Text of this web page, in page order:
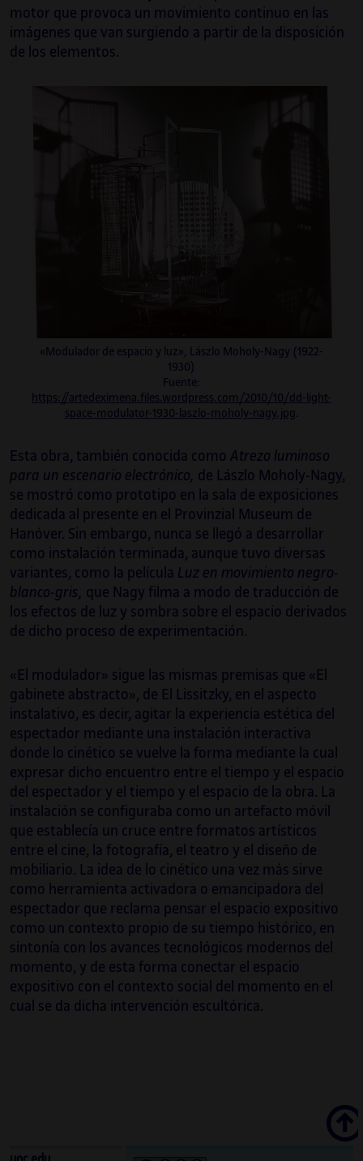
motor que provoca un movimiento continuo en las
imágenes que van surgiendo a partir de la disposición
de los elementos.
«Modulador de espacio y luz», Lászlo Moholy-Nagy (1922-
1930)
Fuente:
https://artedeximena.files.wordpress.com/2010/10/dd-light-
space-modulator-1930-laszlo-moholy-nagy.jpg
Esta obra, también conocida como Atrezo luminoso
para un escenario electrónico, de Lászlo Moholy-Nagy,
se mostró como prototipo en la sala de exposiciones
dedicada al presente en el Provinzial Museum de
Hanóver. Sin embargo, nunca se llegó a desarrollar
como instalación terminada, aunque tuvo diversas
variantes, como la película Luz en movimiento negro-
blanco-gris, que Nagy filma a modo de traducción de
los efectos de luz y sombra sobre el espacio derivados
de dicho proceso de experimentación.
«El modulador» sigue las mismas premisas que «El
gabinete abstracto», de El Lissitzky, en el aspecto
instalativo, es decir, agitar la experiencia estética del
espectador mediante una instalación interactiva
donde lo cinético se vuelve la forma mediante la cual
expresar dicho encuentro entre el tiempo y el espacio
del espectador y el tiempo y el espacio de la obra. La
instalación se configuraba como un artefacto móvil
que establecía un cruce entre formatos artísticos
entre el cine, la fotografía, el teatro y el diseño de
mobiliario. La idea de lo cinético una vez más sirve
como herramienta activadora o emancipadora del
espectador que reclama pensar el espacio expositivo
como un contexto propio de su tiempo histórico, en
sintonía con los avances tecnológicos modernos del
momento, y de esta forma conectar el espacio
expositivo con el contexto social del momento en el
cual se da dicha intervención escultórica.
Scroll